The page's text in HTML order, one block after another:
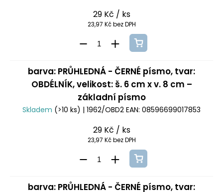
29 Kč / ks
23,97 Kč bez DPH
barva: PRŮHLEDNÁ - ČERNÉ písmo, tvar:
OBDÉLNÍK, velikost: š. 6 cm x v. 8 cm –
základní písmo
Skladem (>10 ks) | 1962/OBD2 EAN: 08596699017853
29 Kč / ks
23,97 Kč bez DPH
barva: PRŮHLEDNÁ - ČERNÉ písmo, tvar: